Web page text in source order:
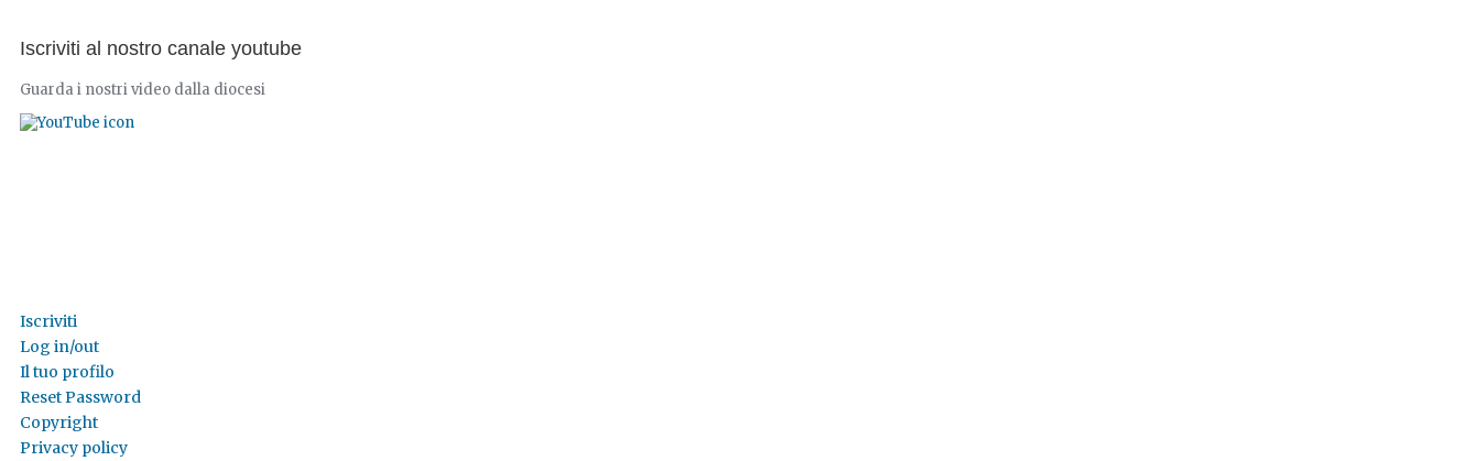
Iscriviti al nostro canale youtube
Guarda i nostri video dalla diocesi
Iscriviti
Log in/out
Il tuo profilo
Reset Password
Copyright
Privacy policy